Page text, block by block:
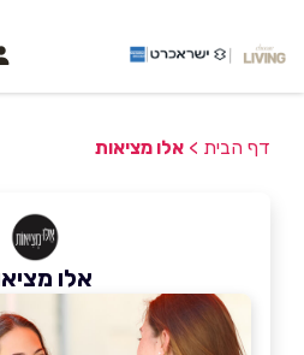
דף הבית > אלו מציאות
אלו